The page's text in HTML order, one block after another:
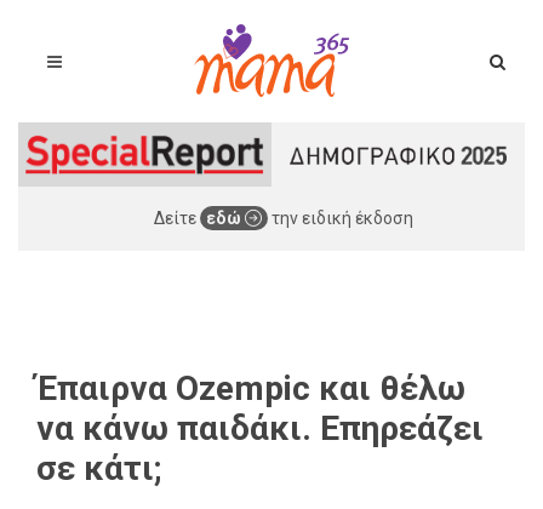
Δείτε εδώ την ειδική έκδοση
Έπαιρνα Ozempic και θέλω
να κάνω παιδάκι. Επηρεάζει
σε κάτι;